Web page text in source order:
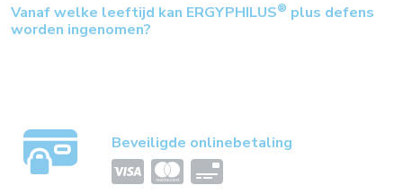
Vanaf welke leeftijd kan ERGYPHILUS® plus defens
worden ingenomen?
Beveiligde onlinebetaling